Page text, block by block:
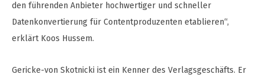
den führenden Anbieter hochwertiger und schneller
Datenkonvertierung für Contentproduzenten etablieren“,
erklärt Koos Hussem.
Gericke-von Skotnicki ist ein Kenner des Verlagsgeschäfts. Er